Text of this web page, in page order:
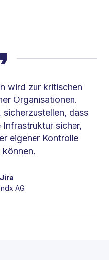
wird zur kritischen
Organisationen.
sicherzustellen, dass
Infrastruktur sicher,
eigener Kontrolle
können.
AG